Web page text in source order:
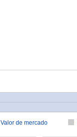
Valor de mercado